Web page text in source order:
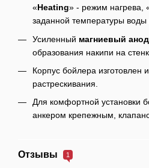
«Heating» - режим нагрева,
заданной температуры воды
Усиленный магниевый анод
образования накипи на
Корпус бойлера
растрескивания.
Для комфортной установки
анкером крепежным,
Отзывы 1